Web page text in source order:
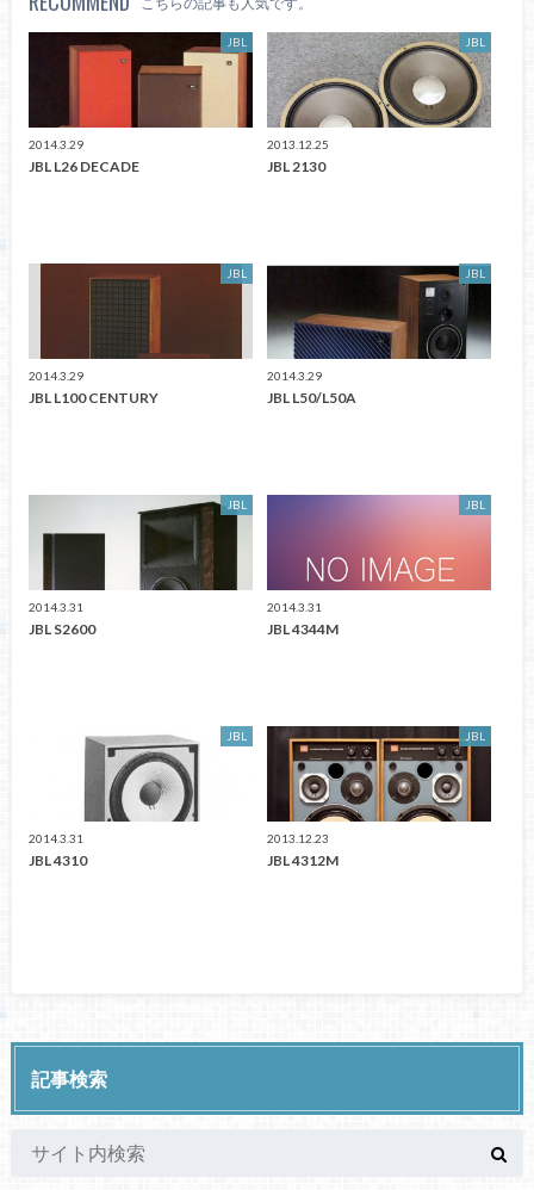
JBL
2014.3.29
JBL L26 DECADE
JBL
2013.12.25
JBL 2130
JBL
2014.3.29
JBL L100 CENTURY
JBL
2014.3.29
JBL L50/L50A
JBL
2014.3.31
JBL S2600
JBL
2014.3.31
JBL 4344M
JBL
2014.3.31
JBL 4310
JBL
2013.12.23
JBL 4312M
記事検索